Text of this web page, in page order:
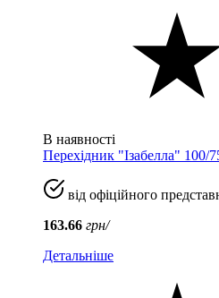
В наявності
Перехідник "Ізабелла" 100/
від офіційного
163.66 грн/
Детальніше